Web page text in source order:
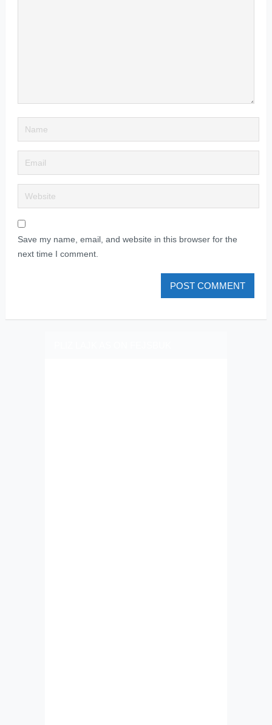
Save my name, email, and website in this browser for the
next time I comment.